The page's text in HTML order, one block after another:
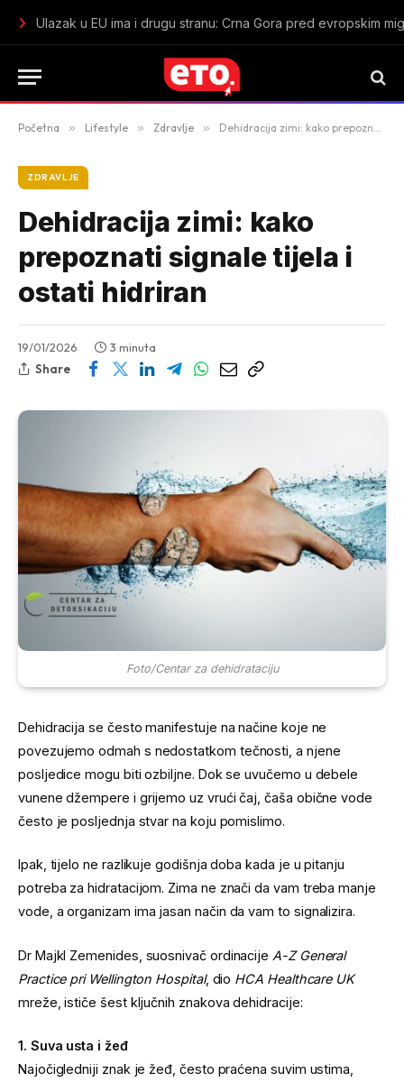
U Tuzi zaplijenjeno oko 38 kilograma marihuane: Uhapšen
Početna » Lifestyle » Zdravlje » Dehidracija zimi: kako prepoznati signale tijela i ostati hidriran
ZDRAVLJE
Dehidracija zimi: kako
prepoznati signale tijela i
ostati hidriran
19/01/2026
3 minuta
Share
Foto/Centar za dehidrataciju
Dehidracija se često manifestuje na načine koje ne
povezujemo odmah s nedostatkom tečnosti, a njene
posljedice mogu biti ozbiljne. Dok se uvučemo u debele
vunene džempere i grijemo uz vrući čaj, čaša obične vode
često je posljednja stvar na koju pomislimo.
Ipak, tijelo ne razlikuje godišnja doba kada je u pitanju
potreba za hidratacijom. Zima ne znači da vam treba manje
vode, a organizam ima jasan način da vam to signalizira.
Dr Majkl Zemenides, suosnivač ordinacije A-Z General
Practice pri Wellington Hospital, dio HCA Healthcare UK
mreže, ističe šest ključnih znakova dehidracije:
1. Suva usta i žeđ
Najočigledniji znak je žeđ, često praćena suvim ustima,